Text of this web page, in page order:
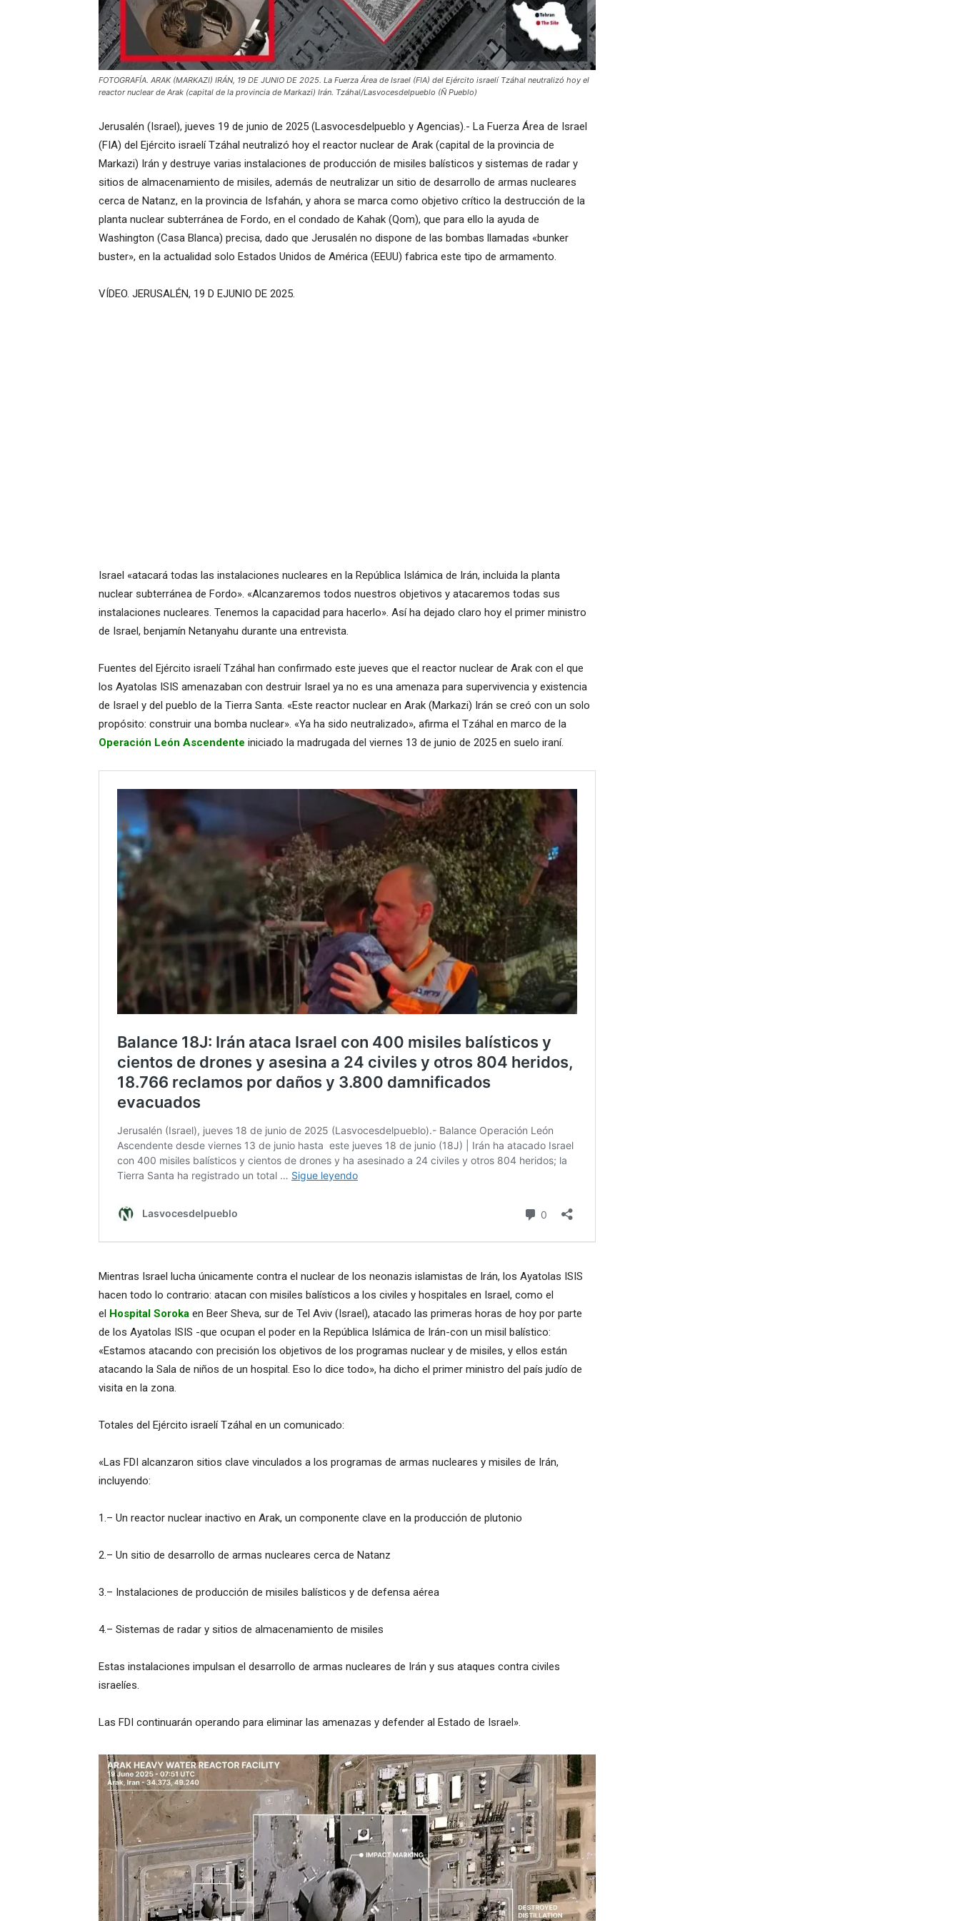
FOTOGRAFÍA. ARAK (MARKAZI) IRÁN, 19 DE JUNIO DE 2025. La Fuerza Área de Israel (FIA) del Ejército israelí Tzáhal neutralizó hoy el
reactor nuclear de Arak (capital de la provincia de Markazi) Irán. Tzáhal/Lasvocesdelpueblo (Ñ Pueblo)
Jerusalén (Israel), jueves 19 de junio de 2025 (Lasvocesdelpueblo y Agencias).- La Fuerza Área de Israel
(FIA) del Ejército israelí Tzáhal neutralizó hoy el reactor nuclear de Arak (capital de la provincia de
Markazi) Irán y destruye varias instalaciones de producción de misiles balísticos y sistemas de radar y
sitios de almacenamiento de misiles, además de neutralizar un sitio de desarrollo de armas nucleares
cerca de Natanz, en la provincia de Isfahán, y ahora se marca como objetivo crítico la destrucción de la
planta nuclear subterránea de Fordo, en el condado de Kahak (Qom), que para ello la ayuda de
Washington (Casa Blanca) precisa, dado que Jerusalén no dispone de las bombas llamadas «bunker
buster», en la actualidad solo Estados Unidos de América (EEUU) fabrica este tipo de armamento.
VÍDEO. JERUSALÉN, 19 D EJUNIO DE 2025.
Israel «atacará todas las instalaciones nucleares en la República Islámica de Irán, incluida la planta
nuclear subterránea de Fordo». «Alcanzaremos todos nuestros objetivos y atacaremos todas sus
instalaciones nucleares. Tenemos la capacidad para hacerlo». Así ha dejado claro hoy el primer ministro
de Israel, benjamín Netanyahu durante una entrevista.
Fuentes del Ejército israelí Tzáhal han confirmado este jueves que el reactor nuclear de Arak con el que
los Ayatolas ISIS amenazaban con destruir Israel ya no es una amenaza para supervivencia y existencia
de Israel y del pueblo de la Tierra Santa. «Este reactor nuclear en Arak (Markazi) Irán se creó con un solo
propósito: construir una bomba nuclear». «Ya ha sido neutralizado», afirma el Tzáhal en marco de la
Operación León Ascendente iniciado la madrugada del viernes 13 de junio de 2025 en suelo iraní.
Mientras Israel lucha únicamente contra el nuclear de los neonazis islamistas de Irán, los Ayatolas ISIS
hacen todo lo contrario: atacan con misiles balísticos a los civiles y hospitales en Israel, como el
el Hospital Soroka en Beer Sheva, sur de Tel Aviv (Israel), atacado las primeras horas de hoy por parte
de los Ayatolas ISIS -que ocupan el poder en la República Islámica de Irán-con un misil balístico:
«Estamos atacando con precisión los objetivos de los programas nuclear y de misiles, y ellos están
atacando la Sala de niños de un hospital. Eso lo dice todo», ha dicho el primer ministro del país judío de
visita en la zona.
Totales del Ejército israelí Tzáhal en un comunicado:
«Las FDI alcanzaron sitios clave vinculados a los programas de armas nucleares y misiles de Irán,
incluyendo:
1.– Un reactor nuclear inactivo en Arak, un componente clave en la producción de plutonio
2.– Un sitio de desarrollo de armas nucleares cerca de Natanz
3.– Instalaciones de producción de misiles balísticos y de defensa aérea
4.– Sistemas de radar y sitios de almacenamiento de misiles
Estas instalaciones impulsan el desarrollo de armas nucleares de Irán y sus ataques contra civiles
israelíes.
Las FDI continuarán operando para eliminar las amenazas y defender al Estado de Israel».